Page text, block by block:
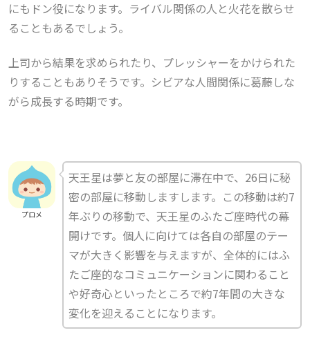
にもドン役になります。ライバル関係の人と火花を散らせ
ることもあるでしょう。
上司から結果を求められたり、プレッシャーをかけられた
りすることもありそうです。シビアな人間関係に葛藤しな
がら成長する時期です。
プロメ
天王星は夢と友の部屋に滞在中で、26日に秘
密の部屋に移動しますします。この移動は約7
年ぶりの移動で、天王星のふたご座時代の幕
開けです。個人に向けては各自の部屋のテー
マが大きく影響を与えますが、全体的にはふ
たご座的なコミュニケーションに関わること
や好奇心といったところで約7年間の大きな
変化を迎えることになります。